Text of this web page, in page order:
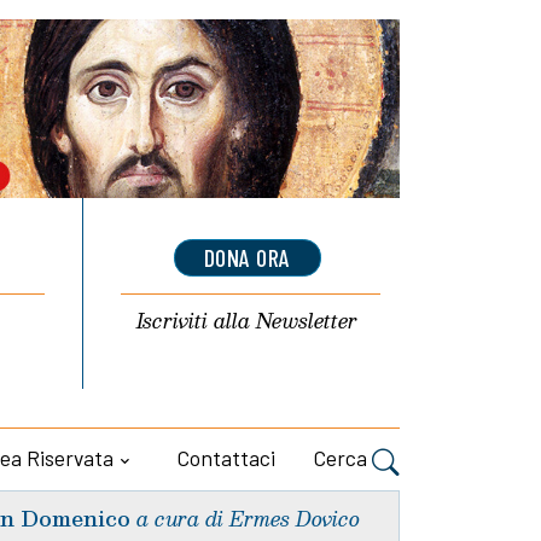
DONA ORA
Iscriviti allaNewsletter
Riservata Contattaci Cerca
Domenico a cura di Ermes Dovico